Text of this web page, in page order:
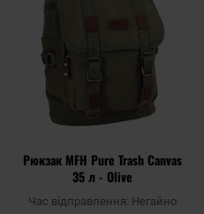
уподобань
Рюкзак MFH Pure Trash Canvas
35 л - Olive
Час відправлення: Негайно